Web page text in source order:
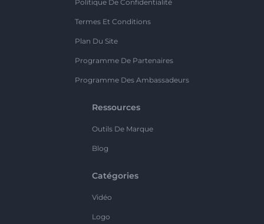
Politique De Confidentialité
Termes Et Conditions
Plan Du Site
Programme De Partenaires
Programme Des Ambassadeurs
Ressources
Outils De Marque
Blog
Catégories
Vidéo
Logo